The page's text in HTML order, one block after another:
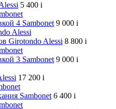
5 400 i
4 Sambonet 9 000 i
Girotondo Alessi 8 800 i
3 Sambonet 9 000 i
17 200 i
Sambonet 6 400 i